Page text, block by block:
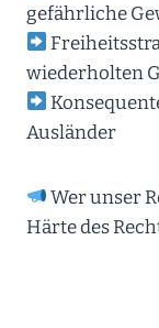
gefährliche
wiederholten
Ausländer
Wer unser
Härte des